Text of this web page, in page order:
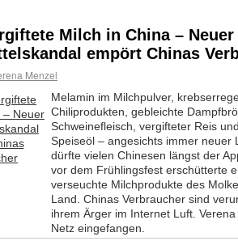
Milch in China – Neuer
empört Chinas
Menzel
Melamin im Milchpulver,
Chiliprodukten, gebleichte
Schweinefleisch, vergifteter Reis
Speiseöl – angesichts immer neuer
dürfte vielen Chinesen längst der
vor dem Frühlingsfest erschütterte
verseuchte Milchprodukte des
Land. Chinas Verbraucher sind
ihrem Ärger im Internet Luft.
Netz eingefangen.